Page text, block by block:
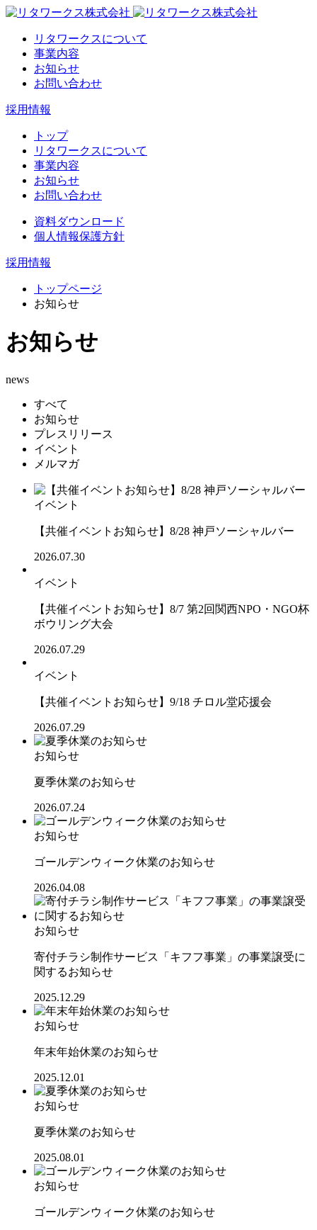
リタワークスについて
事業内容
お知らせ
お問い合わせ
採用情報
トップ
リタワークスについて
事業内容
お知らせ
お問い合わせ
資料ダウンロード
個人情報保護方針
採用情報
トップページ
お知らせ
お知らせ
news
すべて
お知らせ
プレスリリース
イベント
メルマガ
イベント
【共催イベントお知らせ】8/28 神戸ソーシャルバー
2026.07.30
イベント
【共催イベントお知らせ】8/7 第2回関西NPO・NGO杯
ボウリング大会
2026.07.29
イベント
【共催イベントお知らせ】9/18 チロル堂応援会
2026.07.29
お知らせ
夏季休業のお知らせ
2026.07.24
お知らせ
ゴールデンウィーク休業のお知らせ
2026.04.08
お知らせ
寄付チラシ制作サービス「キフフ事業」の事業譲受に
関するお知らせ
2025.12.29
お知らせ
年末年始休業のお知らせ
2025.12.01
お知らせ
夏季休業のお知らせ
2025.08.01
お知らせ
ゴールデンウィーク休業のお知らせ